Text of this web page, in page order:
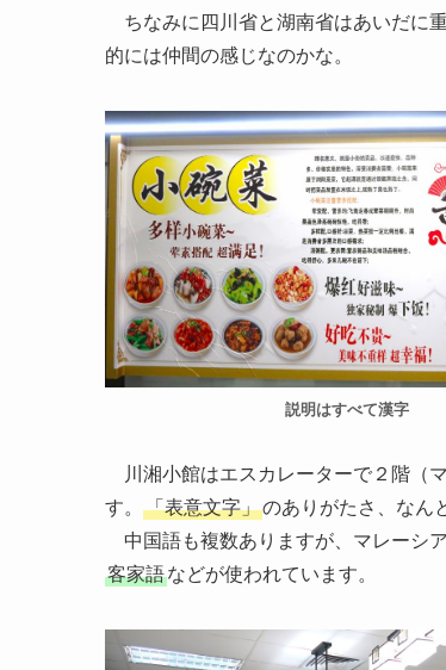
ちなみに四川省と湖南省はあいだに
的には仲間の感じなのかな。
説明はすべて漢字
川湘小館はエスカレーターで２階（
す。
「表意文字」のありがたさ、なん
中国語も複数ありますが、マレーシ
客家語などが使われています。